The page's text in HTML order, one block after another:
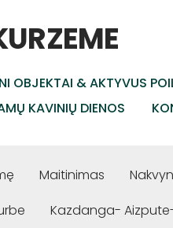
OBJEKTAI & AKTYVUS
KAVINIŲ DIENOS
Maitinimas
Kazdanga-